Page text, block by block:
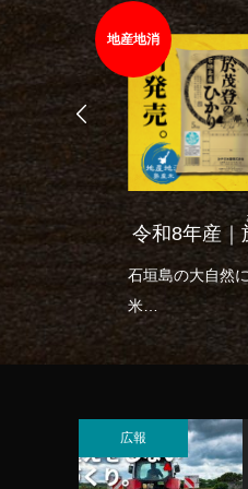
めぼ
地産地消
令和8年産｜
石垣島の大自然
米
石垣島産「於茂
広報